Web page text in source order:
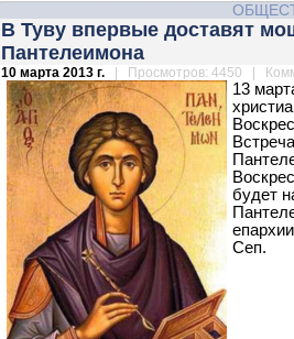
В Туву впервые доставят
Пантелеимона
10 марта 2013 г. | Просмотров: 4450 |
13
будет
Сеп.